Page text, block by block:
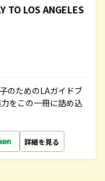
TO LOS ANGELES
のためのLAガイドブ
をこの一冊に詰め込
詳細を見る